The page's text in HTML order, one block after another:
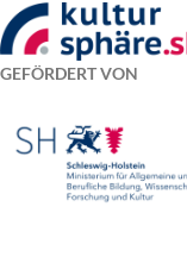
GEFÖRDERT VON